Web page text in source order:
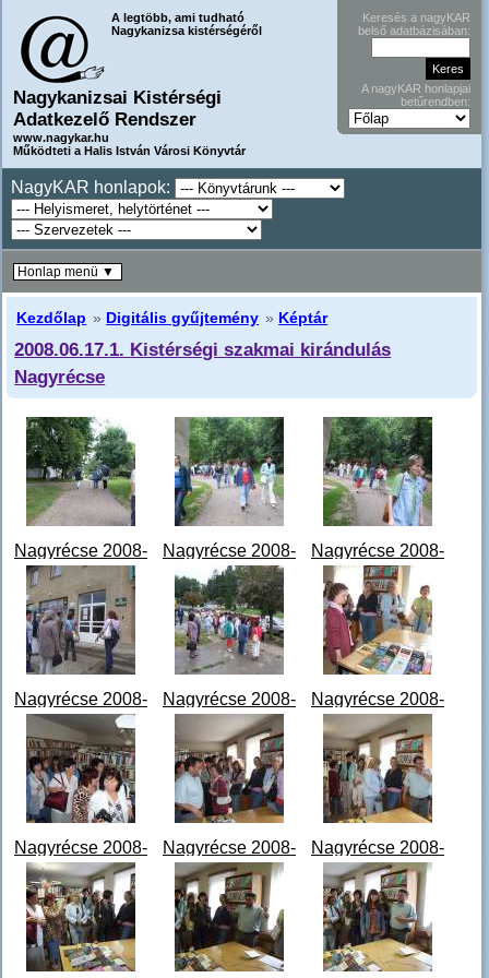
A legtöbb, ami tudható
Nagykanizsa kistérségéről
Nagykanizsai Kistérségi
Adatkezelő Rendszer
www.nagykar.hu
Működteti a Halis István Városi Könyvtár
Keresés a nagyKAR
belső adatbázisában:
A nagyKAR honlapjai
betűrendben:
NagyKAR honlapok:
Kezdőlap » Digitális gyűjtemény » Képtár
2008.06.17.1. Kistérségi szakmai kirándulás
Nagyrécse
Nagyrécse 2008-
06-17 - 09-08-34
DSCF0583.jpg
Nagyrécse 2008-
06-17 - 09-08-47
DSCF0584.jpg
Nagyrécse 2008-
06-17 - 09-08-54
DSCF0585.jpg
Nagyrécse 2008-
06-17 - 09-11-40
DSCF0586.jpg
Nagyrécse 2008-
06-17 - 09-12-09
DSCF0588.jpg
Nagyrécse 2008-
06-17 - 09-14-38
DSCF0595.jpg
Nagyrécse 2008-
06-17 - 09-14-51
DSCF0596.jpg
Nagyrécse 2008-
06-17 - 09-15-00
DSCF0597.jpg
Nagyrécse 2008-
06-17 - 09-15-08
DSCF0598.jpg
Honlap menü ▼